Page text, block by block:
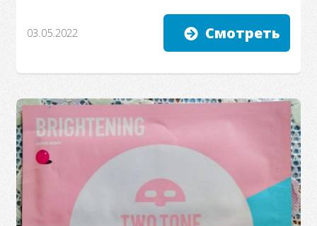
03.05.2022 Смотреть